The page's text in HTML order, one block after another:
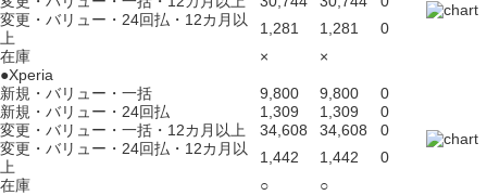
変更・バリュー・24回払・12カ月以
上
1,281 1,281
0
在庫
×
×
●Xperia
新規・バリュー・一括
9,800 9,800
0
新規・バリュー・24回払
1,309 1,309
0
変更・バリュー・一括・12カ月以上
34,608 34,608
0
変更・バリュー・24回払・12カ月以
上
1,442 1,442
0
在庫
○ ○